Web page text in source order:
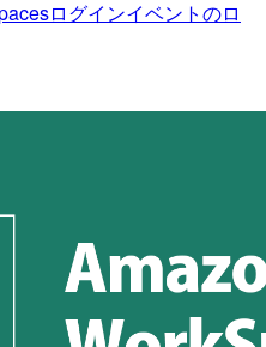
ログインイベントのロ